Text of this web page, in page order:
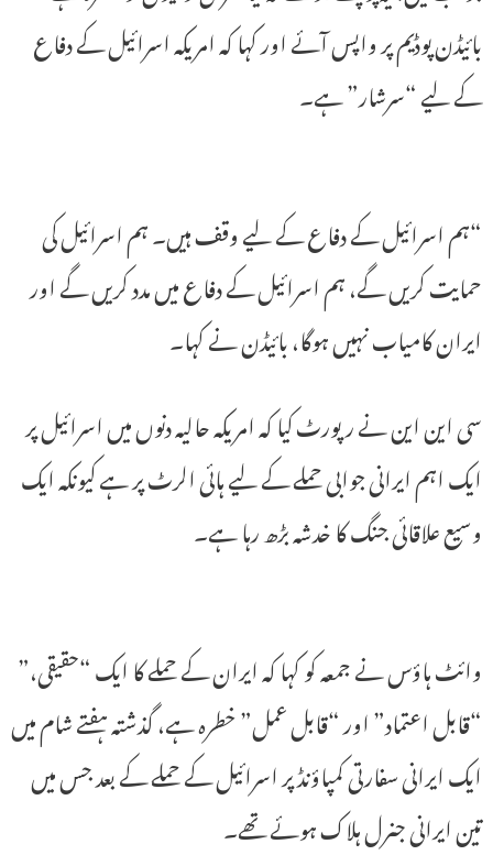
بائیڈن پوڈیم پر واپس آئے اور کہا کہ امریکہ اسرائیل کے دفاع
کے لیے “سرشار” ہے۔
“ہم اسرائیل کے دفاع کے لیے وقف ہیں۔ ہم اسرائیل کی
حمایت کریں گے، ہم اسرائیل کے دفاع میں مدد کریں گے اور
ایران کامیاب نہیں ہوگا، بائیڈن نے کہا۔
سی این این نے رپورٹ کیا کہ امریکہ حالیہ دنوں میں اسرائیل پر
ایک اہم ایرانی جوابی حملے کے لیے ہائی الرٹ پر ہے کیونکہ ایک
وسیع علاقائی جنگ کا خدشہ بڑھ رہا ہے۔
وائٹ ہاؤس نے جمعہ کو کہا کہ ایران کے حملے کا ایک “حقیقی،”
“قابل اعتماد” اور “قابل عمل” خطرہ ہے، گذشتہ ہفتے شام میں
ایک ایرانی سفارتی کمپاؤنڈ پر اسرائیل کے حملے کے بعد جس میں
تین ایرانی جنرل ہلاک ہوئے تھے۔